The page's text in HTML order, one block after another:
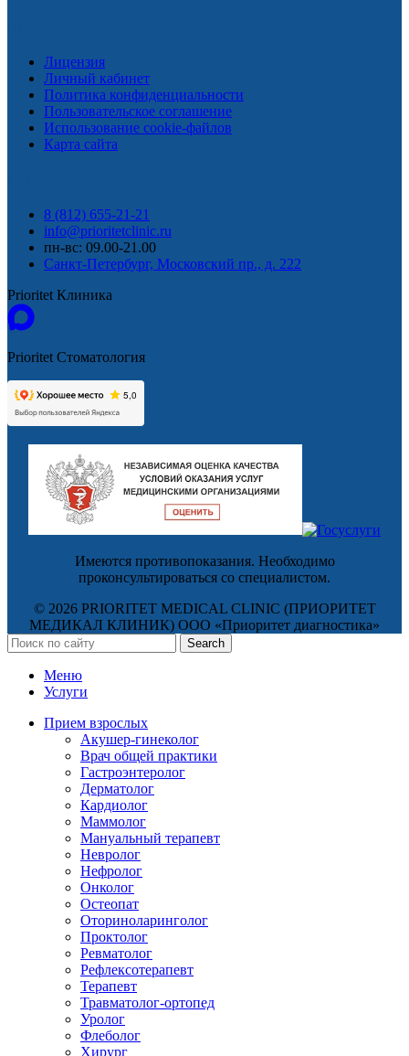
Лицензия
Личный кабинет
Политика конфиденциальности
Пользовательское соглашение
Использование cookie-файлов
Карта сайта
8 (812) 655-21-21
info@prioritetclinic.ru
пн-вс: 09.00-21.00
Санкт-Петербург, Московский пр., д. 222
Prioritet Клиника
Prioritet Стоматология
Имеются противопоказания. Необходимо
проконсультироваться со специалистом.
© 2026 PRIORITET MEDICAL CLINIC (ПРИОРИТЕТ
МЕДИКАЛ КЛИНИК) ООО «Приоритет диагностика»
Search
Меню
Услуги
Прием взрослых
Акушер-гинеколог
Врач общей практики
Гастроэнтеролог
Дерматолог
Кардиолог
Маммолог
Мануальный терапевт
Невролог
Нефролог
Онколог
Остеопат
Оториноларинголог
Проктолог
Ревматолог
Рефлексотерапевт
Терапевт
Травматолог-ортопед
Уролог
Флеболог
Хирург